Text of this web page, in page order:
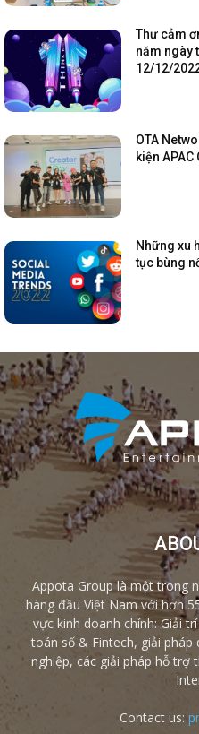
Thư cảm
năm ngày
12/12/
OTA
kiện
Những xu
tục bùng
Appota Group là một trong
hàng đầu Việt Nam với hơn
vực kinh doanh chính: Giải
toán số & Fintech, giải
nghiệp, các giải pháp hỗ trợ
Contact us: